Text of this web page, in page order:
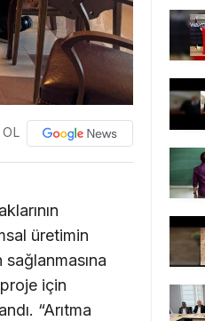
üretimin
için
“Arıtma